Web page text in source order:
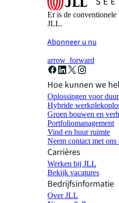
Er is de
JLL.
Abonneer u nu
arrow_forward
Hoe kunnen we
Oplossingen voor
Hybride
Groen bouwen en
Portfoliomanagement
Vind en huur ruimte
Neem contact met ons
Carrières
Werken bij JLL
Bekijk vacatures
Bedrijfsinformatie
Over JLL